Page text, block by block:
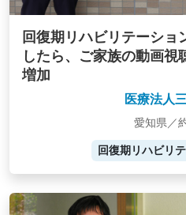
回復期リハビリテーショ
したら、ご家族の動画視
増加
医療法人
愛知県／
回復期リハビリ